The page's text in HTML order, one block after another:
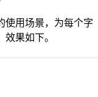
使用场景，为每个字
果如下。